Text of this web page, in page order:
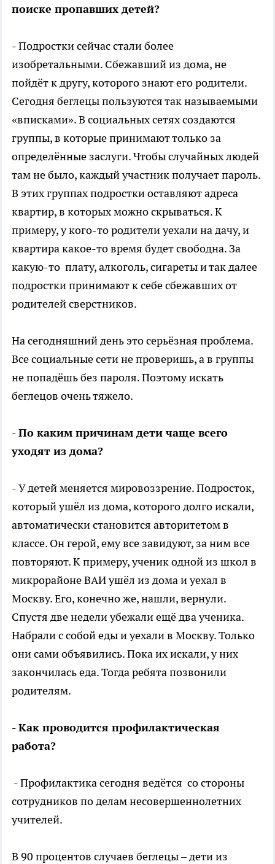
поиске пропавших детей?
- Подростки сейчас стали более
изобретальными. Сбежавший из дома, не
пойдёт к другу, которого знают его родители.
Сегодня беглецы пользуются так называемыми
«вписками». В социальных сетях создаются
группы, в которые принимают только за
определённые заслуги. Чтобы случайных людей
там не было, каждый участник получает пароль.
В этих группах подростки оставляют адреса
квартир, в которых можно скрываться. К
примеру, у кого-то родители уехали на дачу, и
квартира какое-то время будет свободна. За
какую-то плату, алкоголь, сигареты и так далее
подростки принимают к себе сбежавших от
родителей сверстников.
На сегодняшний день это серьёзная проблема.
Все социальные сети не проверишь, а в группы
не попадёшь без пароля. Поэтому искать
беглецов очень тяжело.
- По каким причинам дети чаще всего
уходят из дома?
- У детей меняется мировоззрение. Подросток,
который ушёл из дома, которого долго искали,
автоматически становится авторитетом в
классе. Он герой, ему все завидуют, за ним все
повторяют. К примеру, ученик одной из школ в
микрорайоне ВАИ ушёл из дома и уехал в
Москву. Его, конечно же, нашли, вернули.
Спустя две недели убежали ещё два ученика.
Набрали с собой еды и уехали в Москву. Только
они сами объявились. Пока их искали, у них
закончилась еда. Тогда ребята позвонили
родителям.
- Как проводится профилактическая
работа?
- Профилактика сегодня ведётся со стороны
сотрудников по делам несовершеннолетних
учителей.
В 90 процентов случаев беглецы – дети из